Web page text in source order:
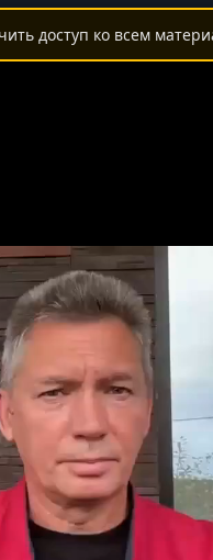
доступ ко всем